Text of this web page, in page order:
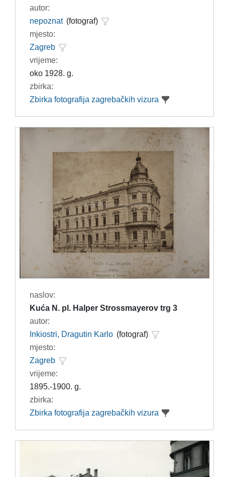
autor:
nepoznat (fotograf)
mjesto:
Zagreb
vrijeme:
oko 1928. g.
zbirka:
Zbirka fotografija zagrebačkih vizura
naslov:
Kuća N. pl. Halper Strossmayerov trg 3
autor:
Inkiostri, Dragutin Karlo (fotograf)
mjesto:
Zagreb
vrijeme:
1895.-1900. g.
zbirka:
Zbirka fotografija zagrebačkih vizura